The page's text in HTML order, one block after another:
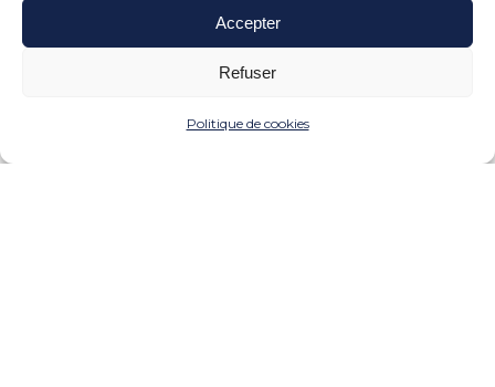
Accepter
Refuser
Politique de cookies